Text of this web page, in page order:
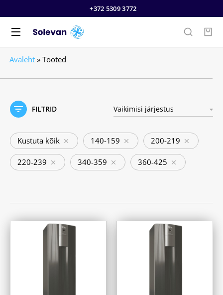
+372 5309 3772
Avaleht » Tooted
FILTRID
Kustuta kõik 140-159 200-219
220-239 340-359 360-425